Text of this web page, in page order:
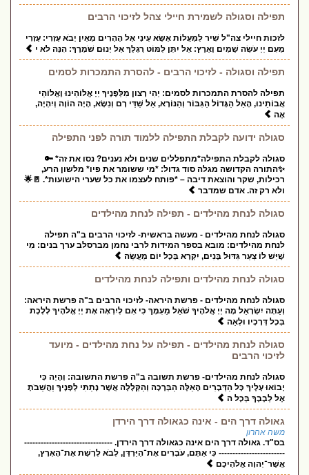
תפילה וסגולה לשמירת חיילי צהל לזיכוי הרבים
לזכות חיילי צה"ל שִׁיר לַמַּעֲלוֹת אֶשָּׂא עֵינַי אֶל הֶהָרִים מֵאַיִן יָבֹא עֶזְרִי: עֶזְרִי
מֵעִם יְיָ עֹשֵׂה שָׁמַיִם וָאָרֶץ: אַל יִתֵּן לַמּוֹט רַגְלֶךָ אַל יָנוּם שֹׁמְרֶךָ: הִנֵּה לֹא י
תפילה וסגולה - לזיכוי הרבים - להסרת התמכרות לסמים
תפילה להסרת התמכרות לסמים: יְהִי רָצון מִלְּפָנֶיךָ יְיָ אֱלוֹהֵינוּ וֶאֱלוֹהַי
אֲבוֹתֵינוּ, הָאֵל הַגָּדוֹל הַגִּבּוֹר וְהַנּוֹרָא, אֵל שַׁדַּי רָם וְנִשָּׂא, הָיָה הוֹוֶה וְיִהְיֶה,
אֶה
סגולה ידועה לקבלת התפילה ללמוד תורה לפני התפילה
סגולה לקבלת התפילה*מתפללים שנים ולא נענים? נסו את זה* 🔑
✨התורה הקדושה מגלה סוד גדול: *מי ששומר את פיו* מלשון הרע,
רכילות, שקר והוצאת דיבה – *פותח לעצמו את כל שערי הישועות*. 🚪🌟
ולא רק זה. אדם שמדבר
סגולה לנחת מהילדים - תפילה לנחת מהילדים
סגולה לנחת מהילדים - מעשה בראשית- לזיכוי הרבים ב"ה תפילה
לנחת מהילדים: מובא בספר המידות לרבי נחמן מברסלב ערך בנים: מִי
שֶׁיֵּשׁ לוֹ צַעַר גִּדּוּל בָּנִים, יִקְרָא בְּכָל יוֹם מַעֲשֵׂה
סגולה לנחת מהילדים ותפילה לנחת מהילדים
סגולה לנחת מהילדים - פרשת היראה- לזיכוי הרבים ב"ה פרשת היראה:
וְעַתָּה יִשְׂרָאֵל מָה יְיָ אֱלֹהֶיךָ שֹׁאֵל מֵעִמָּךְ כִּי אִם לְיִרְאָה אֶת יְיָ אֱלֹהֶיךָ לָלֶכֶת
בְּכָל דְּרָכָיו וּלְאַה
סגולה לנחת מהילדים - תפילה על נחת מהילדים - מיועד
לזיכוי הרבים
סגולה לנחת מהילדים- פרשת תשובה ב"ה פרשת התשובה: וְהָיָה כִּי
יָבוֹאוּ עָלֶיךָ כָּל הַדְּבָרִים הָאֵלֶּה הַבְּרָכָה וְהַקְּלָלָה אֲשֶׁר נָתַתִּי לְפָנֶיךָ וַהֲשֵׁבֹתָ
אֶל לְבָבֶךָ בְּכָל ה
גאולה דרך הים - אינה כגאולה דרך הירדן
משה אהרון
בס"ד. גאולה דרך הים אינה כגאולה דרך הירדן. --------------------------------
------------------------ כִּי אַתֶּם, עֹבְרִים אֶת־הַיַּרְדֵּן, לָבֹא לָרֶשֶׁת אֶת־הָאָרֶץ,
אֲשֶׁר־יְהוָה אֱלֹהֵיכֶם